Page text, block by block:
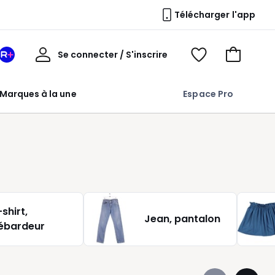
Télécharger l'app
Marques à la une Espace Pro
Mon
Redoute
Se connecter / S'inscrire
Mon
Voir
Voir
Jean, pantalon